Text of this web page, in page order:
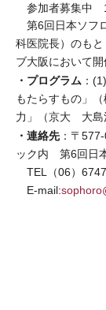
参加者募集中
第6回日本ソフ
科医院長）のも
ブ大阪において開
・プログラム ：
もたらすもの」
力」（京大 大島
・連絡先：〒
ック内 第6回日
TEL（06）
E-mail: